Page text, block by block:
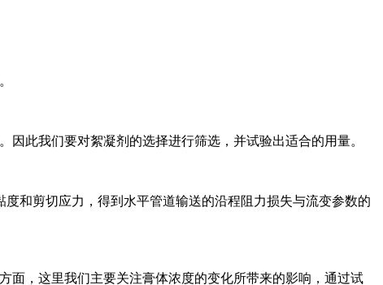
此我们要对絮凝剂的选择进行筛选，并试验出适合的用量。
和剪切应力，得到水平管道输送的沿程阻力损失与流变参数的
面，这里我们主要关注膏体浓度的变化所带来的影响，通过试